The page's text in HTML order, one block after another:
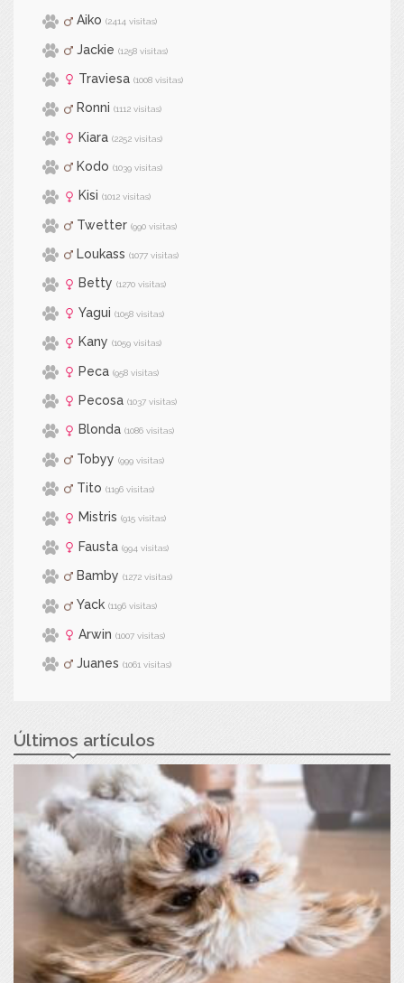
Aiko (2414 visitas)
Jackie (1258 visitas)
Traviesa (1008 visitas)
Ronni (1112 visitas)
Kiara (2252 visitas)
Kodo (1039 visitas)
Kisi (1012 visitas)
Twetter (990 visitas)
Loukass (1077 visitas)
Betty (1270 visitas)
Yagui (1058 visitas)
Kany (1059 visitas)
Peca (958 visitas)
Pecosa (1037 visitas)
Blonda (1086 visitas)
Tobyy (999 visitas)
Tito (1196 visitas)
Mistris (915 visitas)
Fausta (994 visitas)
Bamby (1272 visitas)
Yack (1196 visitas)
Arwin (1007 visitas)
Juanes (1061 visitas)
Últimos artículos